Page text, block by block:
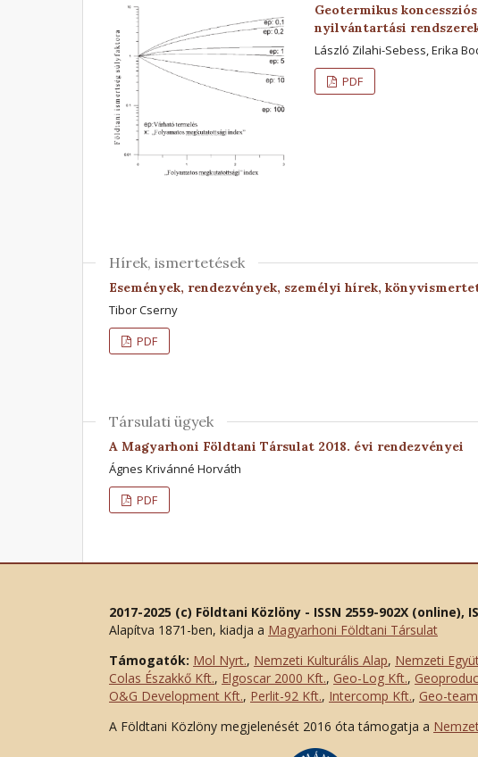
Geotermikus
nyilvántartási
László Zilahi-Sebess, Erika
PDF
Hírek, ismertetések
Események, rendezvények, személyi hírek,
Tibor Cserny
PDF
Társulati ügyek
A Magyarhoni Földtani Társulat 2018. évi rendezvényei
Ágnes Krivánné Horváth
PDF
2017-2025 (c) Földtani Közlöny - ISSN 2559-902X (online),
Alapítva 1871-ben, kiadja a Magyarhoni Földtani Társulat
Támogatók: Mol Nyrt., Nemzeti Kulturális Alap, Nemzeti
Colas Északkő Kft., Elgoscar 2000 Kft., Geo-Log Kft.,
O&G Development Kft., Perlit-92 Kft., Intercomp Kft., Geo-
A Földtani Közlöny megjelenését 2016 óta támogatja a